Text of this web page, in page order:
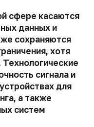
сфере касаются
данных и
сохраняются
хотя
сигнала и
для
а также
систем